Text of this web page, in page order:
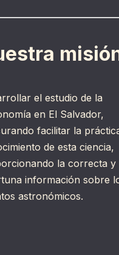
el estudio de la
en El Salvador,
facilitar la
de esta ciencia,
la correcta y
información sobre
astronómicos.